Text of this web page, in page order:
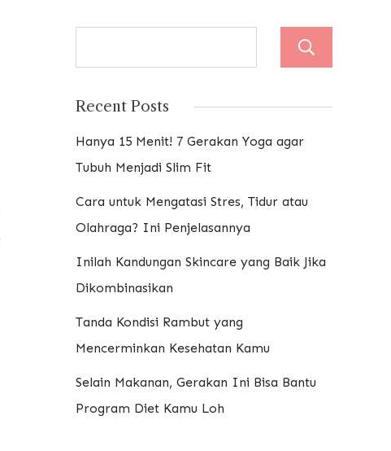
Recent Posts
Hanya 15 Menit! 7 Gerakan Yoga agar
Tubuh Menjadi Slim Fit
Cara untuk Mengatasi Stres, Tidur atau
Olahraga? Ini Penjelasannya
Inilah Kandungan Skincare yang Baik Jika
Dikombinasikan
Tanda Kondisi Rambut yang
Mencerminkan Kesehatan Kamu
Selain Makanan, Gerakan Ini Bisa Bantu
Program Diet Kamu Loh